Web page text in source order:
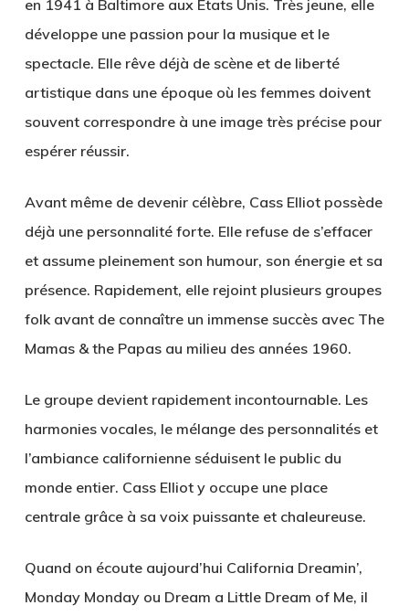
en 1941 à Baltimore aux États Unis. Très jeune, elle
développe une passion pour la musique et le
spectacle. Elle rêve déjà de scène et de liberté
artistique dans une époque où les femmes doivent
souvent correspondre à une image très précise pour
espérer réussir.
Avant même de devenir célèbre, Cass Elliot possède
déjà une personnalité forte. Elle refuse de s’effacer
et assume pleinement son humour, son énergie et sa
présence. Rapidement, elle rejoint plusieurs groupes
folk avant de connaître un immense succès avec The
Mamas & the Papas au milieu des années 1960.
Le groupe devient rapidement incontournable. Les
harmonies vocales, le mélange des personnalités et
l’ambiance californienne séduisent le public du
monde entier. Cass Elliot y occupe une place
centrale grâce à sa voix puissante et chaleureuse.
Quand on écoute aujourd’hui California Dreamin’,
Monday Monday ou Dream a Little Dream of Me, il